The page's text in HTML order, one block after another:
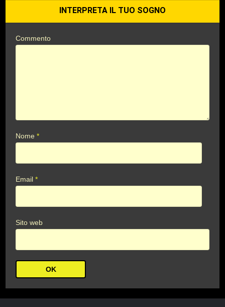
INTERPRETA IL TUO SOGNO
Commento
Nome*
Email*
Sito web